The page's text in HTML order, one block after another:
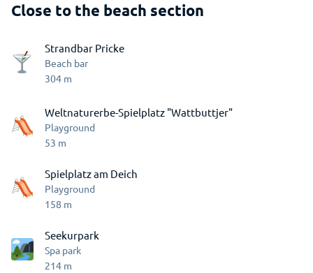
Close to the beach section
Strandbar Pricke
Beach bar
304 m
Weltnaturerbe-Spielplatz "Wattbuttjer"
Playground
53 m
Spielplatz am Deich
Playground
158 m
Seekurpark
Spa park
214 m